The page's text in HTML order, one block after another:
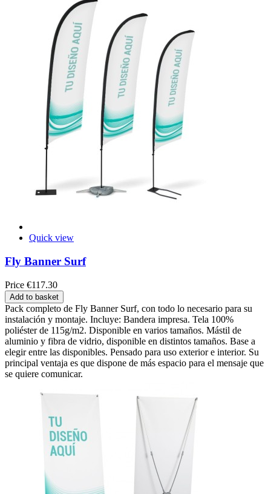
Quick view
Fly Banner Surf
Price €117.30
Add to basket
Pack completo de Fly Banner Surf, con todo lo necesario para su
instalación y montaje. Incluye: Bandera impresa. Tela 100%
poliéster de 115g/m2. Disponible en varios tamaños. Mástil de
aluminio y fibra de vidrio, disponible en distintos tamaños. Base a
elegir entre las disponibles. Pensado para uso exterior e interior. Su
principal ventaja es que dispone de más espacio para el mensaje que
se quiere comunicar.